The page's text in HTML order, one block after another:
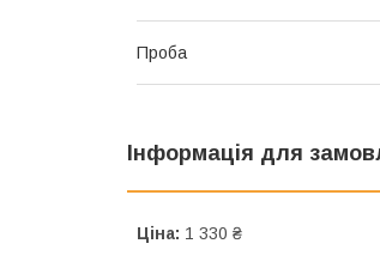
Проба
Інформація для
Ціна: 1 330 ₴